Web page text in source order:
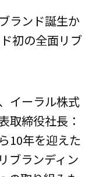
ランド誕生か
初の全面リブ
イーラル株式
取締役社長：
10年を迎えた
ブランディン